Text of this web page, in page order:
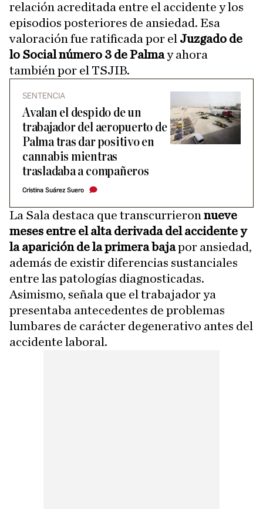
relación acreditada entre el accidente y los
episodios posteriores de ansiedad. Esa
valoración fue ratificada por el Juzgado de
lo Social número 3 de Palmay ahora
también por el TSJIB.
SENTENCIA
Avalan el despido de un
trabajador del aeropuerto de
Palma tras dar positivo en
cannabis mientras
trasladaba a compañeros
Cristina Suárez Suero
La Sala destaca que transcurrieron nueve
meses entre el alta derivada del accidente y
la aparición de la primera bajapor ansiedad,
además de existir diferencias sustanciales
entre las patologías diagnosticadas.
Asimismo, señala que el trabajador ya
presentaba antecedentes de problemas
lumbares de carácter degenerativo antes del
accidente laboral.